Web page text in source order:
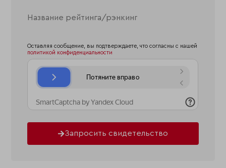
Оставляя сообщение, вы подтверждаете, что согласны с нашей
политикой конфиденциальности
Запросить свидетельство